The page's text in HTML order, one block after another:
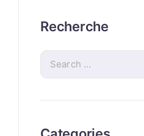
Recherche